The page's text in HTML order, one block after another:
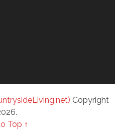
Copyright
Top ↑